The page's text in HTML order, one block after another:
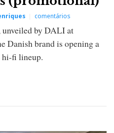
comentários
by DALI at
brand is opening a
hi-fi lineup.